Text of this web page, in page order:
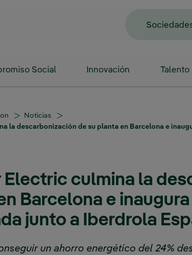
Social Innovación Talento
Noticias
la descarbonización de su planta en Barcelona e
Electric culmina la
Barcelona e
junto a Iberdrola
un ahorro energético del 24%